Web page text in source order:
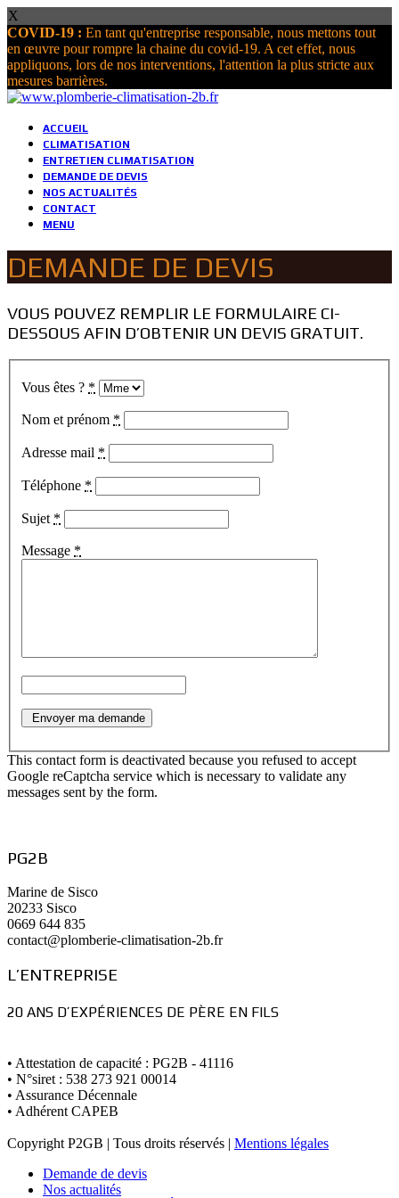
X
COVID-19 : En tant qu'entreprise responsable, nous mettons tout
en œuvre pour rompre la chaine du covid-19. A cet effet, nous
appliquons, lors de nos interventions, l'attention la plus stricte aux
mesures barrières.
ACCUEIL
CLIMATISATION
ENTRETIEN CLIMATISATION
DEMANDE DE DEVIS
NOS ACTUALITÉS
CONTACT
MENU
DEMANDE DE DEVIS
VOUS POUVEZ REMPLIR LE FORMULAIRE CI-
DESSOUS AFIN D’OBTENIR UN DEVIS GRATUIT.
Vous êtes ? *
Nom et prénom *
Adresse mail *
Téléphone *
Sujet *
Message *
This contact form is deactivated because you refused to accept
Google reCaptcha service which is necessary to validate any
messages sent by the form.
PG2B
Marine de Sisco
20233 Sisco
0669 644 835
contact@plomberie-climatisation-2b.fr
L’ENTREPRISE
20 ANS D’EXPÉRIENCES DE PÈRE EN FILS
• Attestation de capacité : PG2B - 41116
• N°siret : 538 273 921 00014
• Assurance Décennale
• Adhérent CAPEB
Copyright P2GB | Tous droits réservés | Mentions légales
Demande de devis
Nos actualités